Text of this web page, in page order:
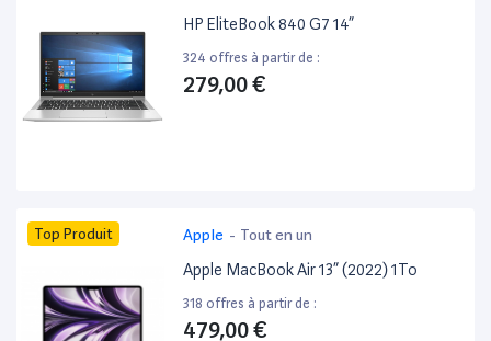
HP EliteBook 840 G7 14”
324 offres à partir de :
279,00 €
Top Produit Apple - Tout en un
Apple MacBook Air 13” (2022) 1To
318 offres à partir de :
479,00 €